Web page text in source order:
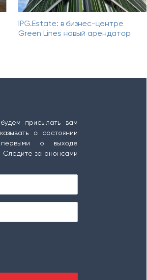
IPG.Estate: в бизнес-центре
Green Lines новый арендатор
присылать вам
о состоянии
первыми о выходе
Следите за анонсами